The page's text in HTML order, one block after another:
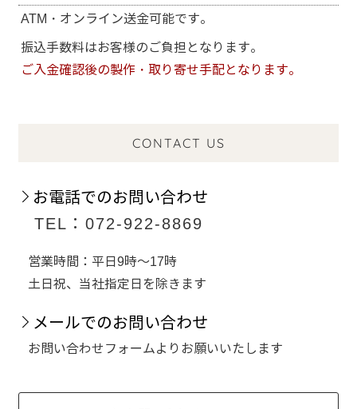
ATM・オンライン送金可能です。
振込手数料はお客様のご負担となります。
ご入金確認後の製作・取り寄せ手配となります。
CONTACT US
お電話でのお問い合わせ
TEL：072-922-8869
営業時間：平日9時～17時
土日祝、当社指定日を除きます
メールでのお問い合わせ
お問い合わせフォームよりお願いいたします